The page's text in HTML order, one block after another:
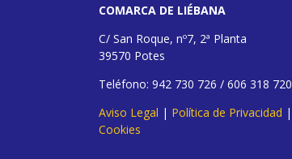
COMARCA DE LIÉBANA
C/ San Roque, nº7, 2ª Planta
39570 Potes
Teléfono: 942 730 726 / 606 318 720
Aviso Legal | Política de Privacidad |
Cookies